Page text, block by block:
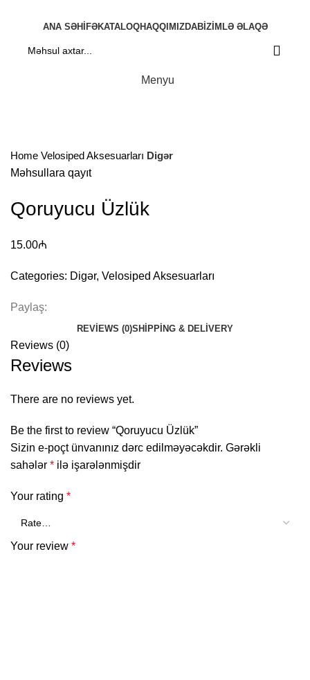
ANA SƏHIFƏKATALOQHAQQIMIZDABIZIMLƏ ƏLAQƏ
Menyu
Home Velosiped Aksesuarları Digər
Məhsullara qayıt
Qoruyucu Üzlük
15.00₼
Categories: Digər, Velosiped Aksesuarları
Paylaş:
REVIEWS (0)SHIPPING & DELIVERY
Reviews (0)
Reviews
There are no reviews yet.
Be the first to review “Qoruyucu Üzlük”
Sizin e-poçt ünvanınız dərc edilməyəcəkdir. Gərəkli
sahələr * ilə işarələnmişdir
Your rating *
Your review *